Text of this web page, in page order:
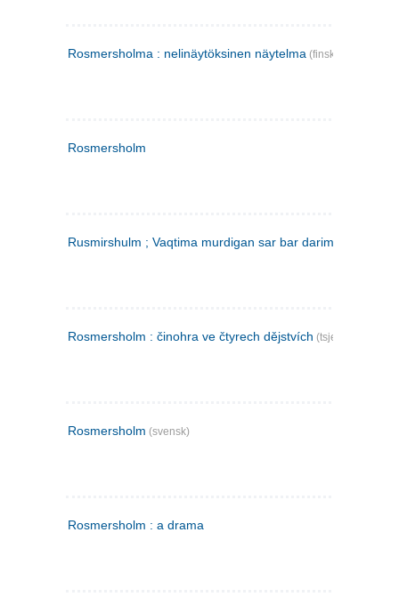
Rosmersholma : nelinäytöksinen näytelma (finsk)
Rosmersholm
Rusmirshulm ; Vaqtima murdigan sar bar darim
Rosmersholm : činohra ve čtyrech dějstvích (tsjekkisk)
Rosmersholm (svensk)
Rosmersholm : a drama